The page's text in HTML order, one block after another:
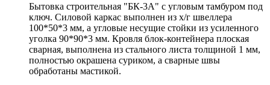
Бытовка строительная "БК-3А" с угловым тамбуром под
ключ. Силовой каркас выполнен из х/г швеллера
100*50*3 мм, а угловые несущие стойки из усиленного
уголка 90*90*3 мм. Кровля блок-контейнера плоская
сварная, выполнена из стального листа толщиной 1 мм,
полностью окрашена суриком, а сварные швы
обработаны мастикой.